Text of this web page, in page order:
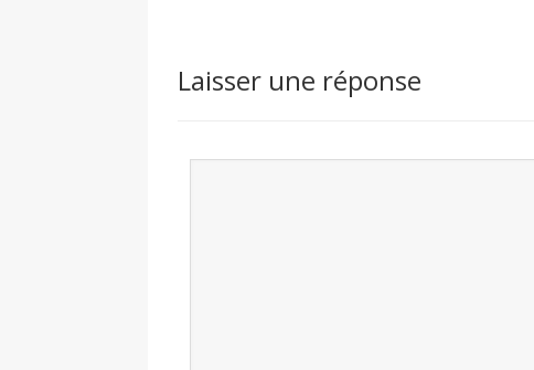
Laisser une réponse